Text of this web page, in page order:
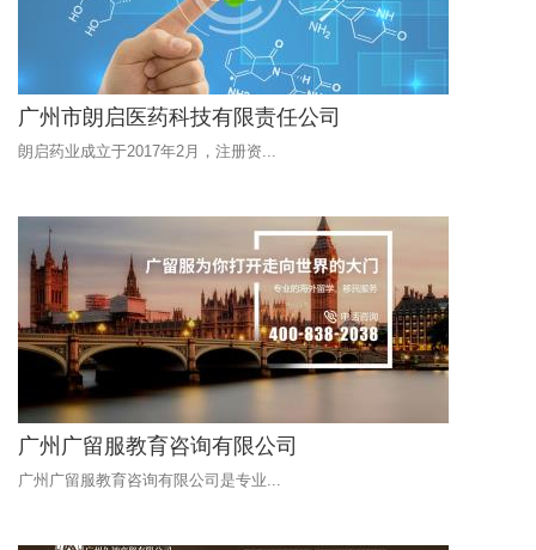
广州市朗启医药科技有限责任公司
朗启药业成立于2017年2月，注册资...
广州广留服教育咨询有限公司
广州广留服教育咨询有限公司是专业...